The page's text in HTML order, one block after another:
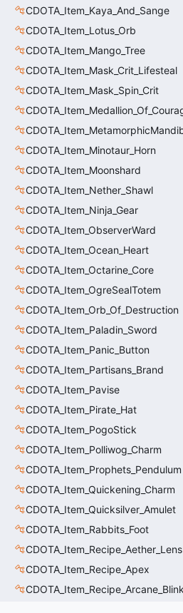
CDOTA_Item_Kaya_And_Sange
CDOTA_Item_Lotus_Orb
CDOTA_Item_Mango_Tree
CDOTA_Item_Mask_Crit_Lifesteal
CDOTA_Item_Mask_Spin_Crit
CDOTA_Item_Minotaur_Horn
CDOTA_Item_Moonshard
CDOTA_Item_Nether_Shawl
CDOTA_Item_Ninja_Gear
CDOTA_Item_ObserverWard
CDOTA_Item_Ocean_Heart
CDOTA_Item_Octarine_Core
CDOTA_Item_OgreSealTotem
CDOTA_Item_Orb_Of_Destruction
CDOTA_Item_Paladin_Sword
CDOTA_Item_Panic_Button
CDOTA_Item_Partisans_Brand
CDOTA_Item_Pavise
CDOTA_Item_Pirate_Hat
CDOTA_Item_PogoStick
CDOTA_Item_Polliwog_Charm
CDOTA_Item_Prophets_Pendulum
CDOTA_Item_Quickening_Charm
CDOTA_Item_Quicksilver_Amulet
CDOTA_Item_Rabbits_Foot
CDOTA_Item_Recipe_Aether_Lens
CDOTA_Item_Recipe_Apex
CDOTA_Item_Recipe_Arcane_Blink